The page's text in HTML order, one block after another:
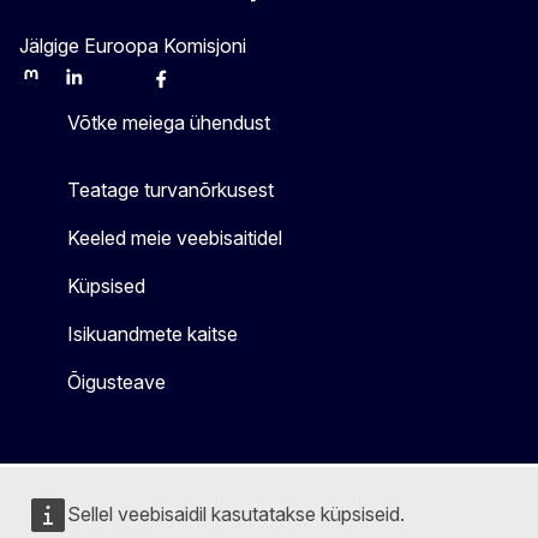
Sellel veebisaidil kasutatakse küpsiseid.
Jälgige Euroopa Komisjoni
MastodonLinkedInBlueskyFacebook
Võtke meiega ühendust
Teatage turvanõrkusest
Keeled meie veebisaitidel
Küpsised
Isikuandmete kaitse
Õigusteave